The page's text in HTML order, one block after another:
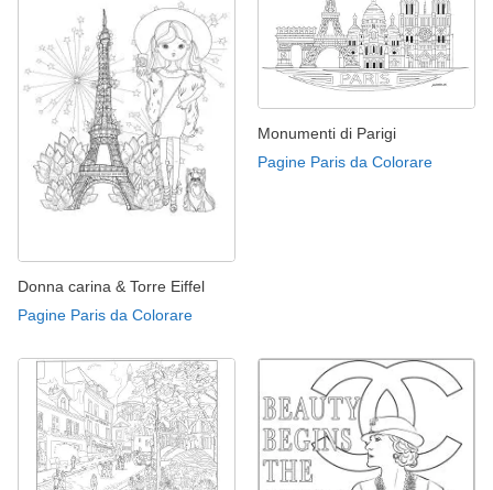
Donna carina & Torre Eiffel
Pagine Paris da Colorare
Monumenti di Parigi
Pagine Paris da Colorare